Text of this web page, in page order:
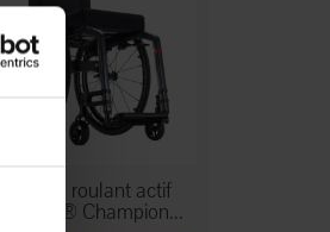
Fauteuil roulant actif
Küschall® Champion...